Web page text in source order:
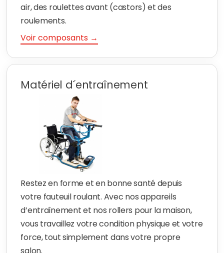
air, des roulettes avant (castors) et des
roulements.
Voir composants →
Matériel d´entraînement
Restez en forme et en bonne santé depuis
votre fauteuil roulant. Avec nos appareils
d’entraînement et nos rollers pour la maison,
vous travaillez votre condition physique et votre
force, tout simplement dans votre propre